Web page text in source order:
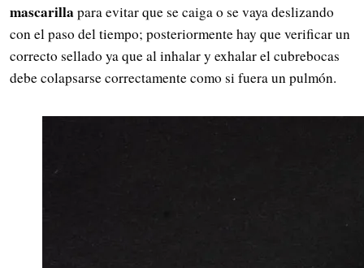
mascarilla para evitar que se caiga o se vaya deslizando
con el paso del tiempo; posteriormente hay que verificar un
correcto sellado ya que al inhalar y exhalar el cubrebocas
debe colapsarse correctamente como si fuera un pulmón.